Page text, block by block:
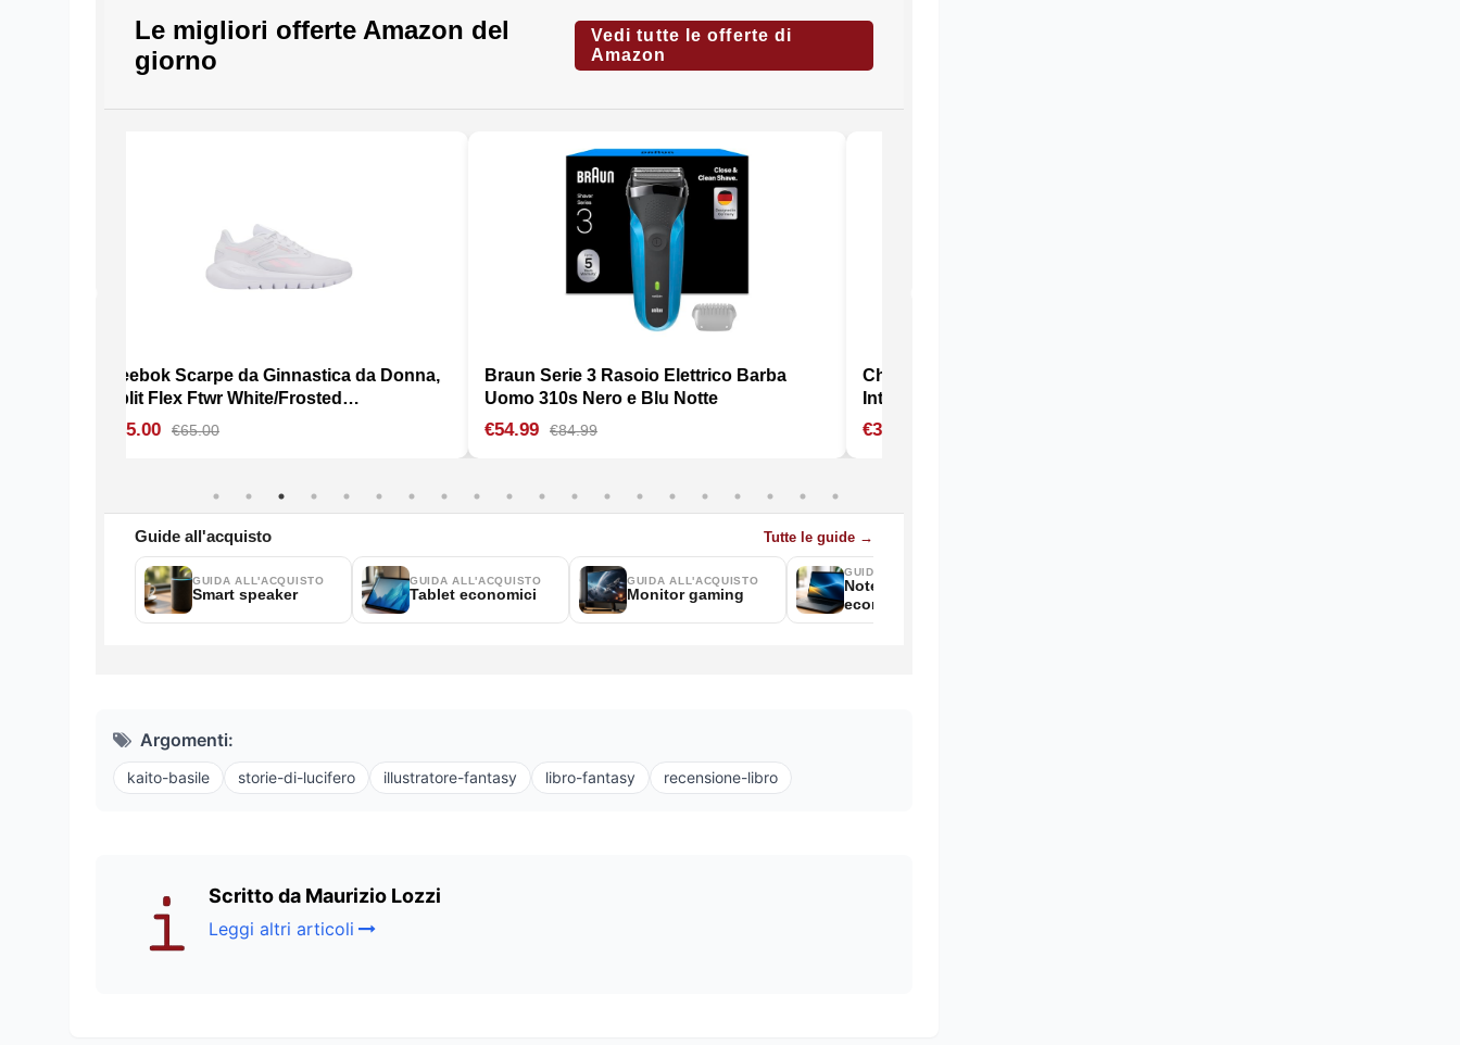
Argomenti:
kaito-basile storie-di-lucifero illustratore-fantasy libro-fantasy recensione-libro
Scritto da Maurizio Lozzi
Leggi altri articoli